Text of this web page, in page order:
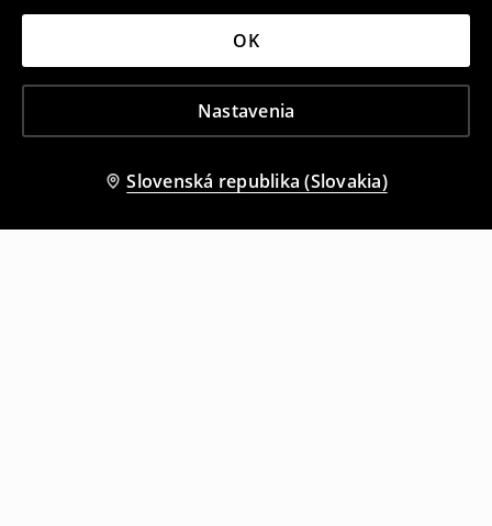
Nastavenia
OK
Slovenská republika (Slovakia)